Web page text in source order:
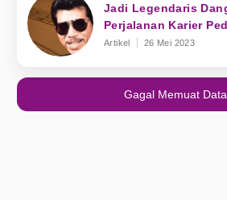
Jadi Legendaris
Perjalanan Karier
Artikel 26 Mei 2023
Gagal Memuat